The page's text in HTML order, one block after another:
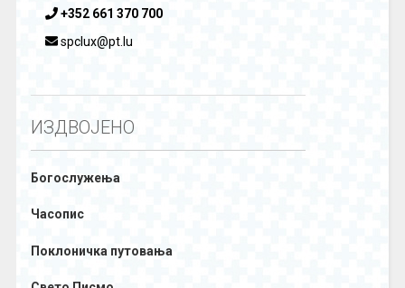
+352 661 370 700
spclux@pt.lu
ИЗДВОЈЕНО
Богослужења
Часопис
Поклоничка путовања